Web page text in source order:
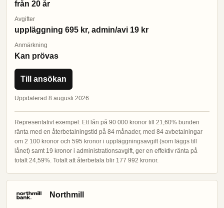
från 20 år
Avgifter
uppläggning 695 kr, admin/avi 19 kr
Anmärkning
Kan prövas
Till ansökan
Uppdaterad 8 augusti 2026
Representativt exempel: Ett lån på 90 000 kronor till 21,60% bunden
ränta med en återbetalningstid på 84 månader, med 84 avbetalningar
om 2 100 kronor och 595 kronor i uppläggningsavgift (som läggs till
lånet) samt 19 kronor i administrationsavgift, ger en effektiv ränta på
totalt 24,59%. Totalt att återbetala blir 177 992 kronor.
Northmill